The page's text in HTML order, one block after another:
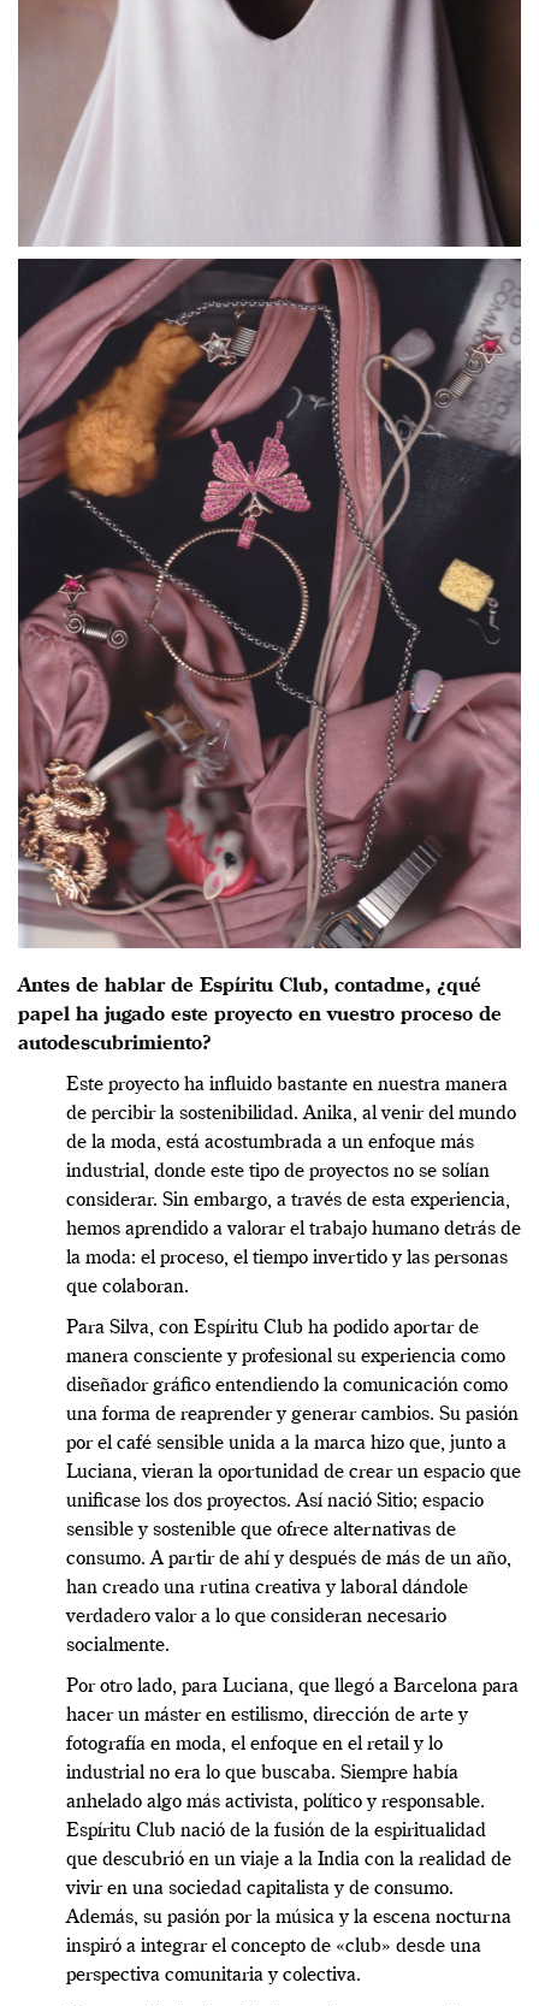
Antes de hablar de Espíritu Club, contadme, ¿qué
papel ha jugado este proyecto en vuestro proceso de
autodescubrimiento?
Este proyecto ha influido bastante en nuestra manera
de percibir la sostenibilidad. Anika, al venir del mundo
de la moda, está acostumbrada a un enfoque más
industrial, donde este tipo de proyectos no se solían
considerar. Sin embargo, a través de esta experiencia,
hemos aprendido a valorar el trabajo humano detrás de
la moda: el proceso, el tiempo invertido y las personas
que colaboran.
Para Silva, con Espíritu Club ha podido aportar de
manera consciente y profesional su experiencia como
diseñador gráfico entendiendo la comunicación como
una forma de reaprender y generar cambios. Su pasión
por el café sensible unida a la marca hizo que, junto a
Luciana, vieran la oportunidad de crear un espacio que
unificase los dos proyectos. Así nació Sitio; espacio
sensible y sostenible que ofrece alternativas de
consumo. A partir de ahí y después de más de un año,
han creado una rutina creativa y laboral dándole
verdadero valor a lo que consideran necesario
socialmente.
Por otro lado, para Luciana, que llegó a Barcelona para
hacer un máster en estilismo, dirección de arte y
fotografía en moda, el enfoque en el retail y lo
industrial no era lo que buscaba. Siempre había
anhelado algo más activista, político y responsable.
Espíritu Club nació de la fusión de la espiritualidad
que descubrió en un viaje a la India con la realidad de
vivir en una sociedad capitalista y de consumo.
Además, su pasión por la música y la escena nocturna
inspiró a integrar el concepto de «club» desde una
perspectiva comunitaria y colectiva.